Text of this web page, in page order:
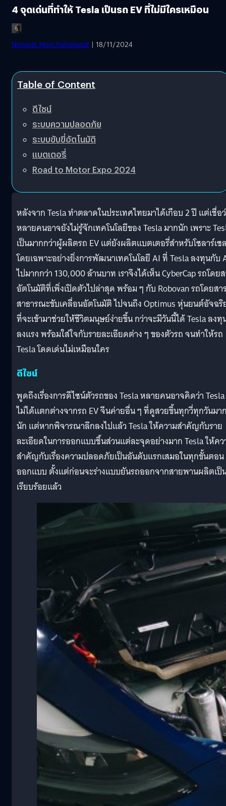
4 จุดเด่นที่ทำให้ Tesla เป็นรถ EV ที่ไม่มีใครเหมือน
Noparat Monchaitanapat | 18/11/2024
Table of Content
ดีไซน์
ระบบความปลอดภัย
ระบบขับขี่อัตโนมัติ
แบตเตอรี่
Road to Motor Expo 2024
หลังจาก Tesla ทำตลาดในประเทศไทยมาได้เกือบ 2 ปี แต่เชื่อ
หลายคนอาจยังไม่รู้จักเทคโนโลยีของ Tesla มากนัก เพราะ
เป็นมากกว่าผู้ผลิตรถ EV แต่ยังผลิตแบตเตอรี่สำหรับโซลาร์เซ
โดยเฉพาะอย่างยิ่งการพัฒนาเทคโนโลยี AI ที่ Tesla ลงทุนกับ
ไปมากกว่า 130,000 ล้านบาท เราจึงได้เห็น CyberCap รถโดย
อัตโนมัติที่เพิ่งเปิดตัวไปล่าสุด พร้อม ๆ กับ Robovan รถโดยสา
สาธารณะขับเคลื่อนอัตโนมัติ ไปจนถึง Optimus หุ่นยนต์อัจฉริ
ที่จะเข้ามาช่วยให้ชีวิตมนุษย์ง่ายขึ้น กว่าจะมีวันนี้ได้ Tesla ลงทุ
ลงแรง พร้อมใส่ใจกับรายละเอียดต่าง ๆ ของตัวรถ จนทำให้รถ
Tesla โดดเด่นไม่เหมือนใคร
ดีไซน์
พูดถึงเรื่องการดีไซน์ตัวรถของ Tesla หลายคนอาจคิดว่า
ไม่ได้แตกต่างจากรถ EV จีนค่ายอื่น ๆ ที่ดูสวยขึ้นทุกวี่ทุกวันมา
นัก แต่หากพิจารณาลึกลงไปแล้ว Tesla ให้ความสำคัญกับราย
ละเอียดในการออกแบบชิ้นส่วนแต่ละจุดอย่างมาก Tesla ให้ค
สำคัญกับเรื่องความปลอดภัยเป็นอันดับแรกเสมอในทุกขั้นตอน
ออกแบบ ตั้งแต่ก่อนจะร่างแบบยันรถออกจากสายพานผลิตเป็
เรียบร้อยแล้ว